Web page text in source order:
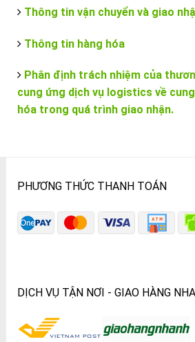
Thông tin vận chuyển và giao
Thông tin hàng hóa
Phân định trách nhiệm của
cung ứng dịch vụ logistics về
hóa trong quá trình giao nhận.
PHƯƠNG THỨC THANH TOÁN
DỊCH VỤ TẬN NƠI - GIAO HÀNG